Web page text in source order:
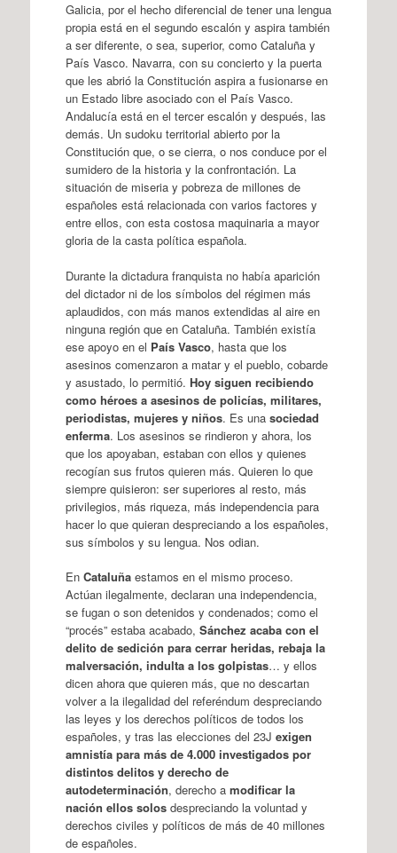
Galicia, por el hecho diferencial de tener una lengua
propia está en el segundo escalón y aspira también
a ser diferente, o sea, superior, como Cataluña y
País Vasco. Navarra, con su concierto y la puerta
que les abrió la Constitución aspira a fusionarse en
un Estado libre asociado con el País Vasco.
Andalucía está en el tercer escalón y después, las
demás. Un sudoku territorial abierto por la
Constitución que, o se cierra, o nos conduce por el
sumidero de la historia y la confrontación. La
situación de miseria y pobreza de millones de
españoles está relacionada con varios factores y
entre ellos, con esta costosa maquinaria a mayor
gloria de la casta política española.
Durante la dictadura franquista no había aparición
del dictador ni de los símbolos del régimen más
aplaudidos, con más manos extendidas al aire en
ninguna región que en Cataluña. También existía
ese apoyo en el País Vasco, hasta que los
asesinos comenzaron a matar y el pueblo, cobarde
y asustado, lo permitió. Hoy siguen recibiendo
como héroes a asesinos de policías, militares,
periodistas, mujeres y niños. Es una sociedad
enferma. Los asesinos se rindieron y ahora, los
que los apoyaban, estaban con ellos y quienes
recogían sus frutos quieren más. Quieren lo que
siempre quisieron: ser superiores al resto, más
privilegios, más riqueza, más independencia para
hacer lo que quieran despreciando a los españoles,
sus símbolos y su lengua. Nos odian.
En Cataluñaestamos en el mismo proceso.
Actúan ilegalmente, declaran una independencia,
se fugan o son detenidos y condenados; como el
“procés” estaba acabado, Sánchez acaba con el
delito de sedición para cerrar heridas, rebaja la
malversación, indulta a los golpistas… y ellos
dicen ahora que quieren más, que no descartan
volver a la ilegalidad del referéndum despreciando
las leyes y los derechos políticos de todos los
españoles, y tras las elecciones del 23J exigen
amnistía para más de 4.000 investigados por
distintos delitos y derecho de
autodeterminación, derecho a modificar la
nación ellos solosdespreciando la voluntad y
derechos civiles y políticos de más de 40 millones
de españoles.